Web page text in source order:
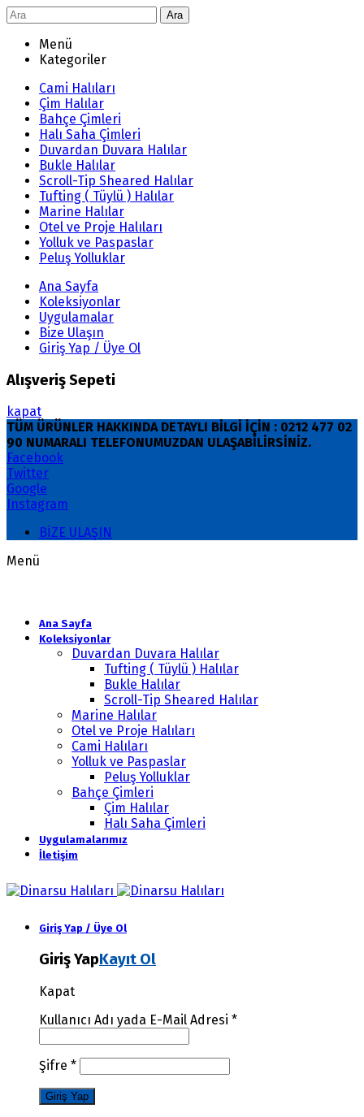
Ara
Menü
Kategoriler
Cami Halıları
Çim Halılar
Bahçe Çimleri
Halı Saha Çimleri
Duvardan Duvara Halılar
Bukle Halılar
Scroll-Tip Sheared Halılar
Tufting ( Tüylü ) Halılar
Marine Halılar
Otel ve Proje Halıları
Yolluk ve Paspaslar
Peluş Yolluklar
Ana Sayfa
Koleksiyonlar
Uygulamalar
Bize Ulaşın
Giriş Yap / Üye Ol
Alışveriş Sepeti
kapat
TÜM ÜRÜNLER HAKKINDA DETAYLI BİLGİ İÇİN : 0212 477 02
90 NUMARALI TELEFONUMUZDAN ULAŞABİLİRSİNİZ.
Facebook
Twitter
Google
Instagram
BİZE ULAŞIN
Menü
Ana Sayfa
Koleksiyonlar
Duvardan Duvara Halılar
Tufting ( Tüylü ) Halılar
Bukle Halılar
Scroll-Tip Sheared Halılar
Marine Halılar
Otel ve Proje Halıları
Cami Halıları
Yolluk ve Paspaslar
Peluş Yolluklar
Bahçe Çimleri
Çim Halılar
Halı Saha Çimleri
Uygulamalarımız
İletişim
Giriş Yap / Üye Ol
Giriş YapKayıt Ol
Kapat
Kullanıcı Adı yada E-Mail Adresi *
Şifre *